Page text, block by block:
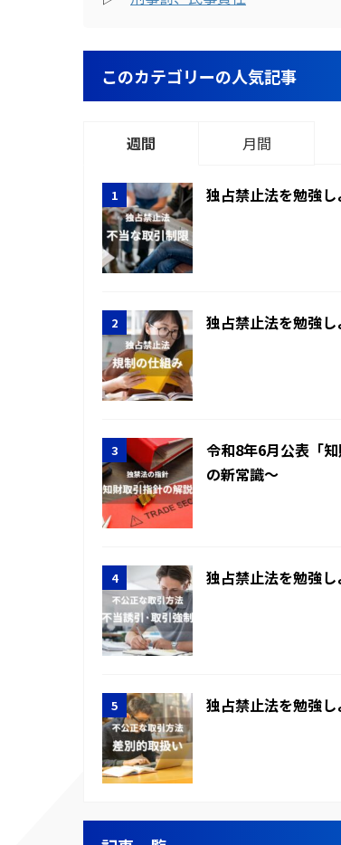
このカテゴリーの人気記事
週間 月間
独占禁止法を勉強
独占禁止法を勉強し
令和8年6月公表「
の新常識～
独占禁止法を勉強
独占禁止法を勉強